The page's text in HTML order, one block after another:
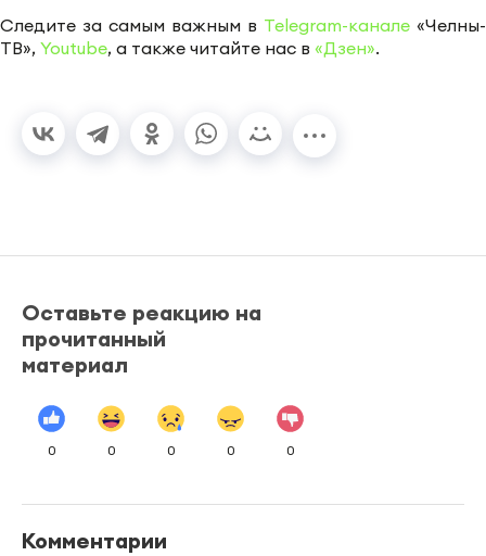
Следите за самым важным в Telegram-канале «Челны-
ТВ», Youtube, а также читайте нас в «Дзен».
Оставьте реакцию на
прочитанный
материал
0 0 0 0 0
Комментарии